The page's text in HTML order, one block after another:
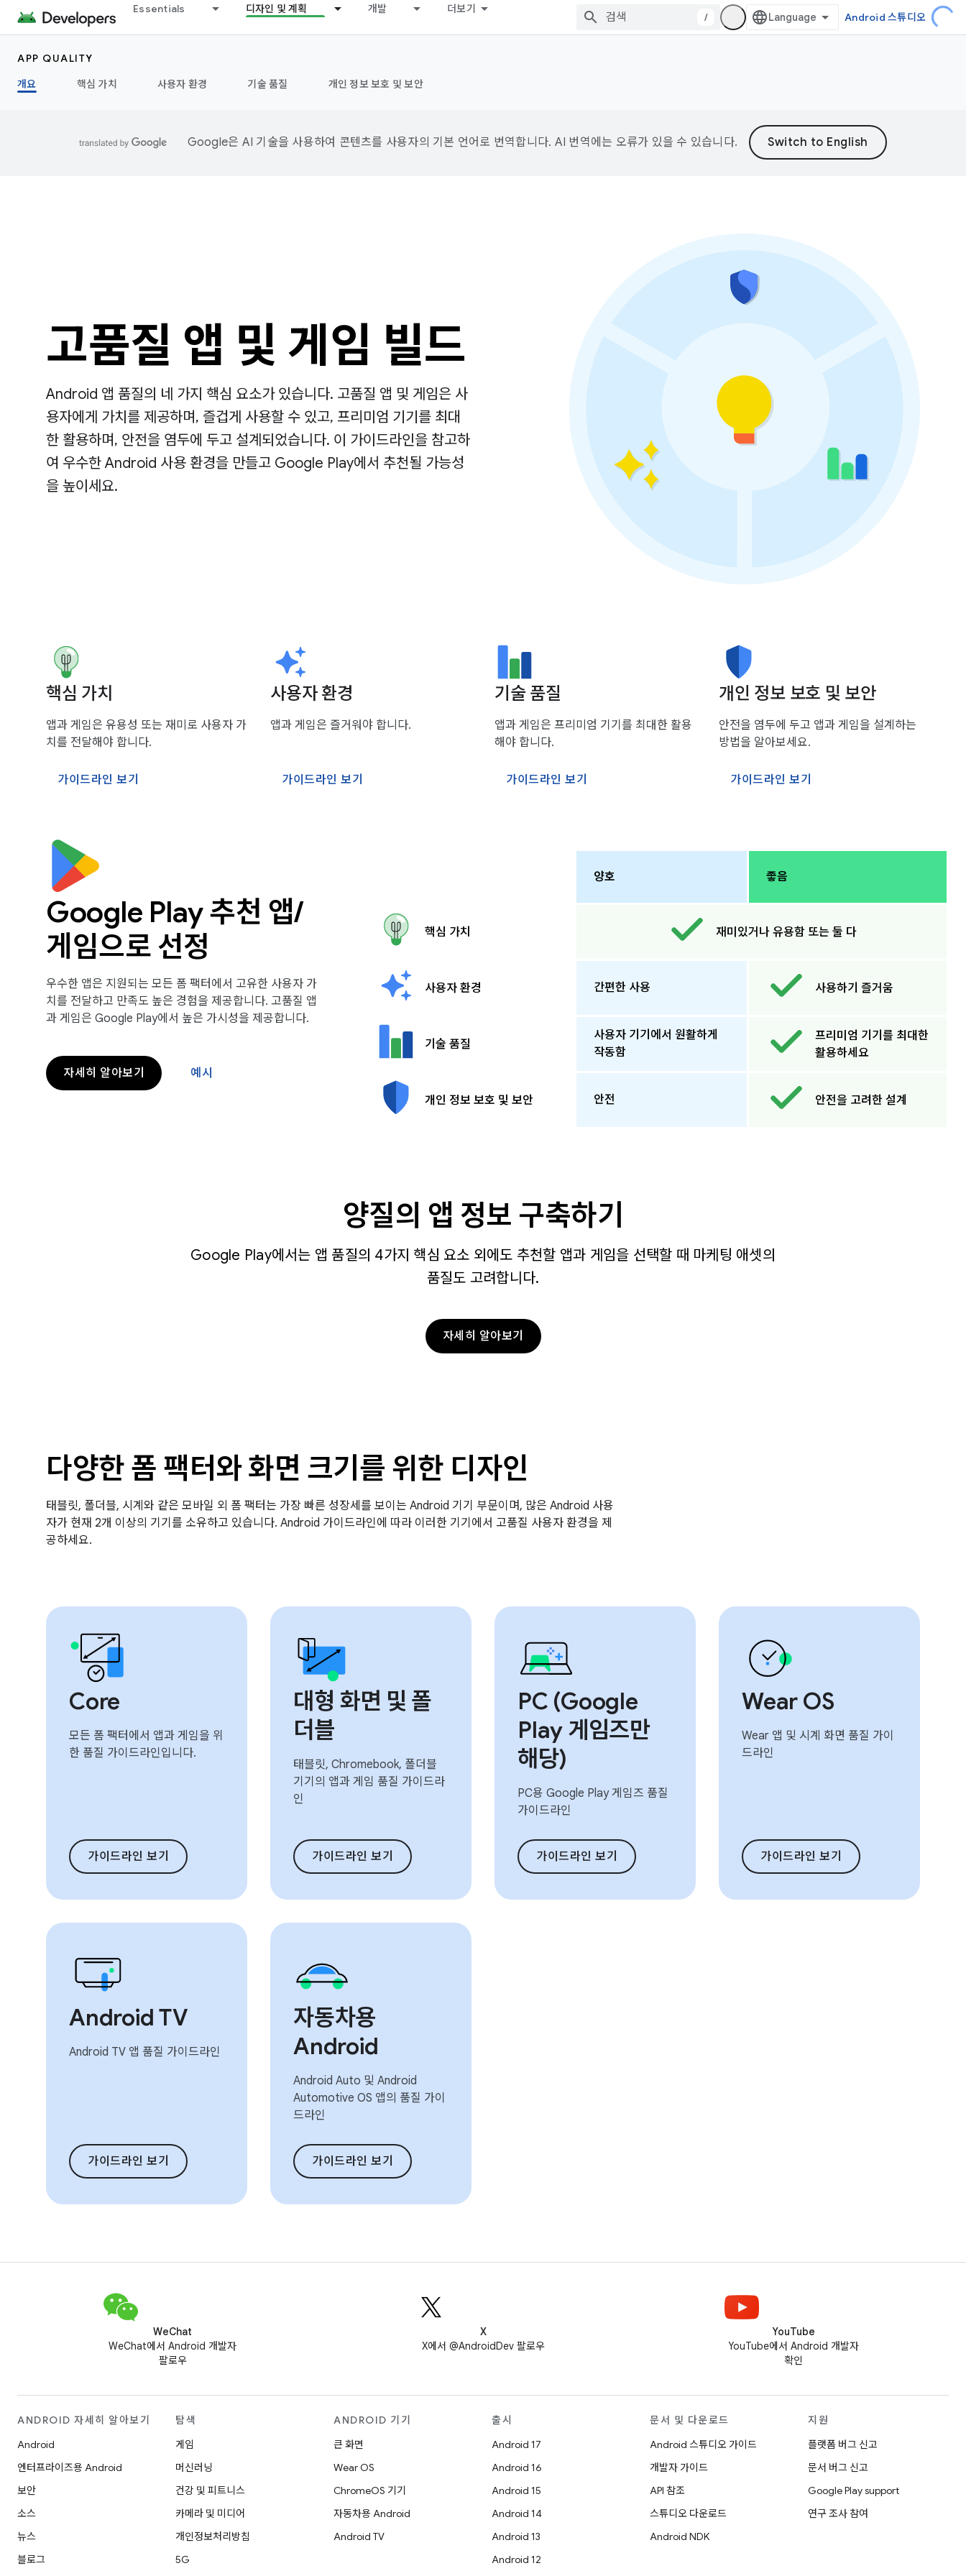
Essentials 디자인 및 계획 개발 더보기
/ Android 스튜디오
APP QUALITY
개요
핵심 가치 사용자 환경 기술 품질 개인 정보 보호 및 보안
Google은 AI 기술을 사용하여 콘텐츠를 사용자의 기본 언어로 번역합니다. AI 번역에는 오류가 있을 수 있습니다.
고품질 앱 및 게임 빌드
Android 앱 품질의 네 가지 핵심 요소가 있습니다. 고품질 앱 및 게임은 사
용자에게 가치를 제공하며, 즐겁게 사용할 수 있고, 프리미엄 기기를 최대
한 활용하며, 안전을 염두에 두고 설계되었습니다. 이 가이드라인을 참고하
여 우수한 Android 사용 환경을 만들고 Google Play에서 추천될 가능성
을 높이세요.
핵심 가치
앱과 게임은 유용성 또는 재미로 사용자 가
치를 전달해야 합니다.
가이드라인 보기
사용자 환경
앱과 게임은 즐거워야 합니다.
가이드라인 보기
기술 품질
앱과 게임은 프리미엄 기기를 최대한 활용
해야 합니다.
가이드라인 보기
개인 정보 보호 및 보안
안전을 염두에 두고 앱과 게임을 설계하는
방법을 알아보세요.
가이드라인 보기
Google Play 추천 앱/
게임으로 선정
우수한 앱은 지원되는 모든 폼 팩터에서 고유한 사용자 가
치를 전달하고 만족도 높은 경험을 제공합니다. 고품질 앱
과 게임은 Google Play에서 높은 가시성을 제공합니다.
자세히 알아보기 예시
양호 좋음
핵심 가치 재미있거나 유용함 또는 둘 다
사용자 환경 간편한 사용 사용하기 즐거움
기술 품질
사용자 기기에서 원활하게
작동함
프리미엄 기기를 최대한
활용하세요
개인 정보 보호 및 보안 안전 안전을 고려한 설계
양질의 앱 정보 구축하기
Google Play에서는 앱 품질의 4가지 핵심 요소 외에도 추천할 앱과 게임을 선택할 때 마케팅 애셋의
품질도 고려합니다.
자세히 알아보기
다양한 폼 팩터와 화면 크기를 위한 디자인
태블릿, 폴더블, 시계와 같은 모바일 외 폼 팩터는 가장 빠른 성장세를 보이는 Android 기기 부문이며, 많은 Android 사용
자가 현재 2개 이상의 기기를 소유하고 있습니다. Android 가이드라인에 따라 이러한 기기에서 고품질 사용자 환경을 제
공하세요.
Core
모든 폼 팩터에서 앱과 게임을 위
한 품질 가이드라인입니다.
가이드라인 보기
대형 화면 및 폴
더블
태블릿, Chromebook, 폴더블
기기의 앱과 게임 품질 가이드라
인
가이드라인 보기
PC (Google
Play 게임즈만
해당)
PC용 Google Play 게임즈 품질
가이드라인
가이드라인 보기
Wear OS
Wear 앱 및 시계 화면 품질 가이
드라인
가이드라인 보기
Android TV
Android TV 앱 품질 가이드라인
가이드라인 보기
자동차용
Android
Android Auto 및 Android
Automotive OS 앱의 품질 가이
드라인
가이드라인 보기
WeChat
WeChat에서 Android 개발자
팔로우
X
X에서 @AndroidDev 팔로우
YouTube
YouTube에서 Android 개발자
확인
ANDROID 자세히 알아보기
Android
엔터프라이즈용 Android
보안
소스
뉴스
블로그
탐색
게임
머신러닝
건강 및 피트니스
카메라 및 미디어
개인정보처리방침
5G
ANDROID 기기
큰 화면
Wear OS
ChromeOS 기기
자동차용 Android
Android TV
출시
Android 17
Android 16
Android 15
Android 14
Android 13
Android 12
문서 및 다운로드
Android 스튜디오 가이드
개발자 가이드
API 참조
스튜디오 다운로드
Android NDK
지원
플랫폼 버그 신고
문서 버그 신고
Google Play support
연구 조사 참여